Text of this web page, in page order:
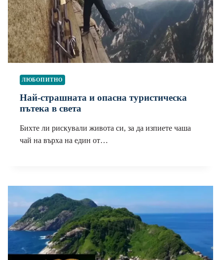
ЛЮБОПИТНО
Най-страшната и опасна туристическа
пътека в света
Бихте ли рискували живота си, за да изпиете чаша
чай на върха на един от…